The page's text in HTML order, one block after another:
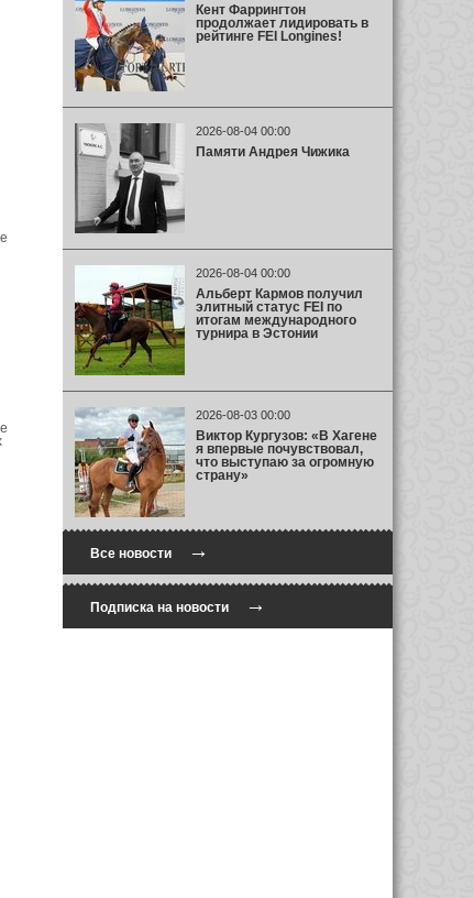
Кент Фаррингтон
продолжает лидировать в
рейтинге FEI Longines!
2026-08-04 00:00
Памяти Андрея Чижика
2026-08-04 00:00
Альберт Кармов получил
элитный статус FEI по
итогам международного
турнира в Эстонии
2026-08-03 00:00
Виктор Кургузов: «В Хагене
я впервые почувствовал,
что выступаю за огромную
страну»
Все новости→
Подписка на новости→